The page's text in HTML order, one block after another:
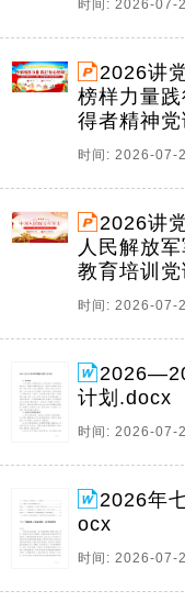
时间: 2026-
2026讲
榜样力量
得者精神
时间: 2026-
2026讲
人民解放
教育培训
时间: 2026-
计划.docx
时间: 2026-
2026年
ocx
时间: 2026-07-